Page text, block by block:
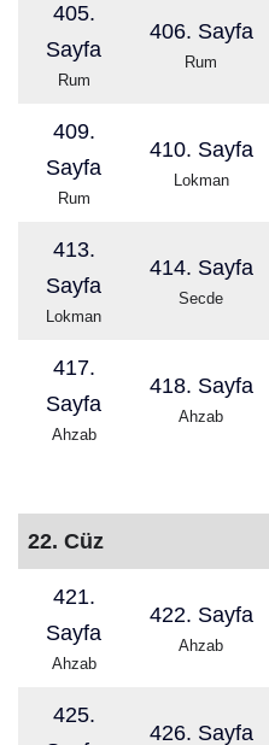
405.
Sayfa
Rum
406. Sayfa
Rum
409.
Sayfa
Rum
410. Sayfa
Lokman
413.
Sayfa
Lokman
414. Sayfa
Secde
417.
Sayfa
Ahzab
418. Sayfa
Ahzab
22. Cüz
421.
Sayfa
Ahzab
422. Sayfa
Ahzab
425.
426. Sayfa